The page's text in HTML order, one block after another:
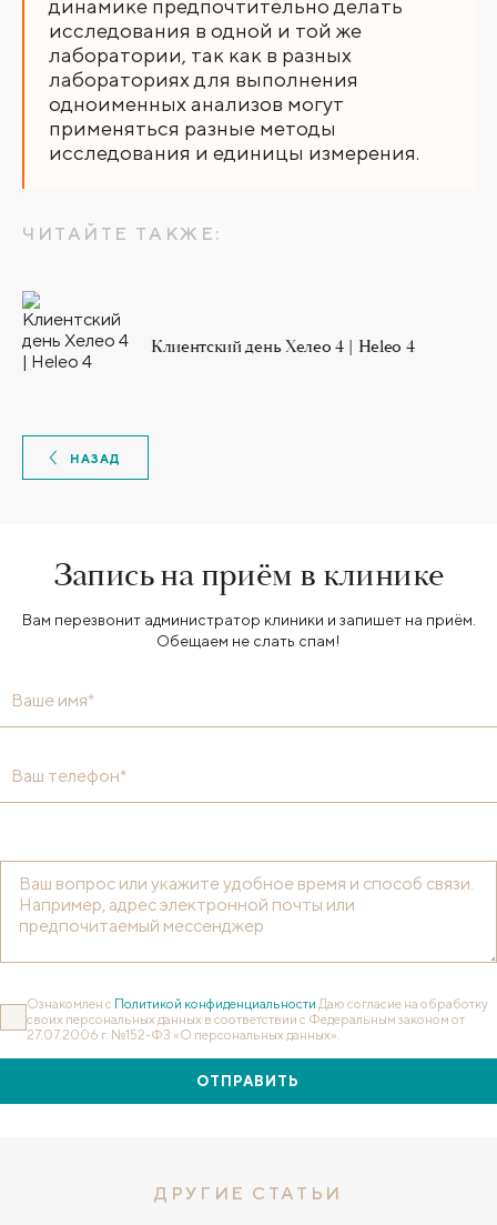
динамике предпочтительно делать
исследования в одной и той же
лаборатории, так как в разных
лабораториях для выполнения
одноименных анализов могут
применяться разные методы
исследования и единицы измерения.
ЧИТАЙТЕ ТАКЖЕ:
Клиентский день Хелео 4 | Heleo 4
НАЗАД
Запись на приём в клинике
Вам перезвонит администратор клиники и запишет на приём.
Обещаем не слать спам!
Ваше имя*
Ваш телефон*
Ознакомлен с Политикой конфиденциальности Даю согласие на обработку
своих персональных данных в соответствии с Федеральным законом от
27.07.2006 г. №152-ФЗ «О персональных данных».
ОТПРАВИТЬ
ДРУГИЕ СТАТЬИ